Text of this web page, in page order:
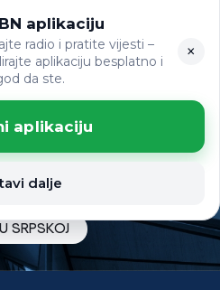
LAT
aplikaciju
radio i pratite vijesti –
aplikaciju besplatno i
da ste.
×
aplikaciju
dalje
SRPSKOJ